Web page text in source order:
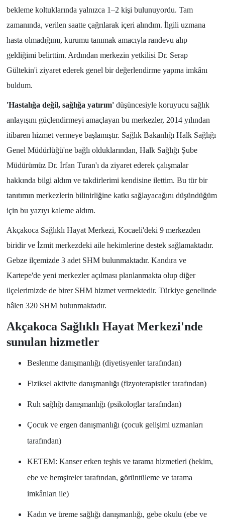
bekleme koltuklarında yalnızca 1–2 kişi bulunuyordu. Tam
zamanında, verilen saatte çağrılarak içeri alındım. İlgili uzmana
hasta olmadığımı, kurumu tanımak amacıyla randevu alıp
geldiğimi belirttim. Ardından merkezin yetkilisi Dr. Serap
Gültekin'i ziyaret ederek genel bir değerlendirme yapma imkânı
buldum.
'Hastalığa değil, sağlığa yatırım'düşüncesiyle koruyucu sağlık
anlayışını güçlendirmeyi amaçlayan bu merkezler, 2014 yılından
itibaren hizmet vermeye başlamıştır. Sağlık Bakanlığı Halk Sağlığı
Genel Müdürlüğü'ne bağlı olduklarından, Halk Sağlığı Şube
Müdürümüz Dr. İrfan Turan'ı da ziyaret ederek çalışmalar
hakkında bilgi aldım ve takdirlerimi kendisine ilettim. Bu tür bir
tanıtımın merkezlerin bilinirliğine katkı sağlayacağını düşündüğüm
için bu yazıyı kaleme aldım.
Akçakoca Sağlıklı Hayat Merkezi, Kocaeli'deki 9 merkezden
biridir ve İzmit merkezdeki aile hekimlerine destek sağlamaktadır.
Gebze ilçemizde 3 adet SHM bulunmaktadır. Kandıra ve
Kartepe'de yeni merkezler açılması planlanmakta olup diğer
ilçelerimizde de birer SHM hizmet vermektedir. Türkiye genelinde
hâlen 320 SHM bulunmaktadır.
Akçakoca Sağlıklı Hayat Merkezi'nde
sunulan hizmetler
Beslenme danışmanlığı (diyetisyenler tarafından)
Fiziksel aktivite danışmanlığı (fizyoterapistler tarafından)
Ruh sağlığı danışmanlığı (psikologlar tarafından)
Çocuk ve ergen danışmanlığı (çocuk gelişimi uzmanları
tarafından)
KETEM: Kanser erken teşhis ve tarama hizmetleri (hekim,
ebe ve hemşireler tarafından, görüntüleme ve tarama
imkânları ile)
Kadın ve üreme sağlığı danışmanlığı, gebe okulu (ebe ve